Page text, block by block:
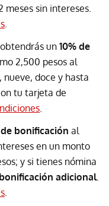
meses sin intereses.
.
obtendrás un 10% de
2,500 pesos al
nueve, doce y hasta
tu tarjeta de
.
de bonificación al
en un monto
y si tienes nómina
adicional.
.